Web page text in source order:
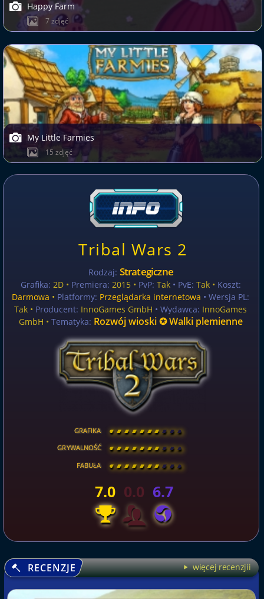
Happy Farm
7 zdjęć
My Little Farmies
15 zdjęć
Tribal Wars 2
Rodzaj: Strategiczne
Grafika: 2D • Premiera: 2015 • PvP: Tak• PvE: Tak • Koszt:
Darmowa • Platformy: Przeglądarka internetowa • Wersja PL:
Tak • Producent: InnoGames GmbH • Wydawca: InnoGames
GmbH • Tematyka: Rozwój wioski ✪ Walki plemienne
GRAFIKA [ \ \ \ \ \ \ \ \ ]
GRYWALNOŚĆ [ \ \ \ \ \ \ \ \ ]
FABUŁA [ \ \ \ \ \ \ \ \ ]
7.0 0.0 6.7
RECENZJE więcej recenzjii